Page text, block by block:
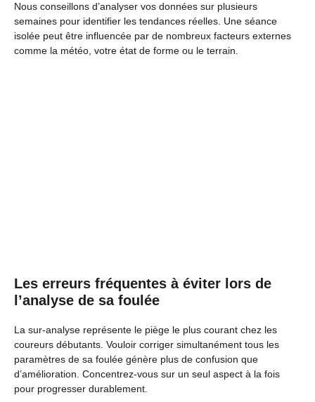
Nous conseillons d’analyser vos données sur plusieurs
semaines pour identifier les tendances réelles. Une séance
isolée peut être influencée par de nombreux facteurs externes
comme la météo, votre état de forme ou le terrain.
Les erreurs fréquentes à éviter lors de
l’analyse de sa foulée
La sur-analyse représente le piège le plus courant chez les
coureurs débutants. Vouloir corriger simultanément tous les
paramètres de sa foulée génère plus de confusion que
d’amélioration. Concentrez-vous sur un seul aspect à la fois
pour progresser durablement.